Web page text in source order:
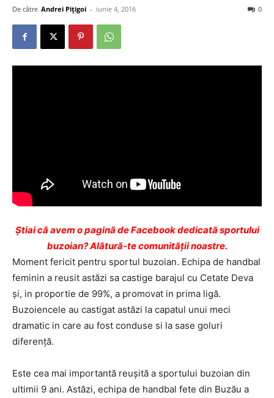
De către Andrei Pițigoi - iunie 4, 2016 0
Ştiai că avem o pagină de Facebook dedicată sportului
buzoian? Alătură-te comunității noastre.
Moment fericit pentru sportul buzoian. Echipa de handbal
feminin a reusit astăzi sa castige barajul cu Cetate Deva
și, in proportie de 99%, a promovat in prima ligă.
Buzoiencele au castigat astăzi la capatul unui meci
dramatic in care au fost conduse si la sase goluri
diferență.
Este cea mai importantă reușită a sportului buzoian din
ultimii 9 ani. Astăzi, echipa de handbal fete din Buzău a